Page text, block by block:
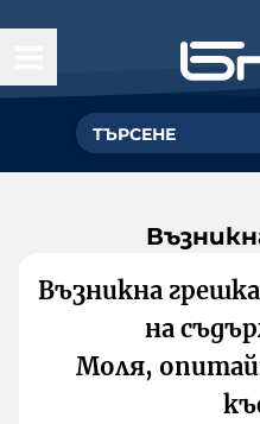
Възникна
на
Моля,